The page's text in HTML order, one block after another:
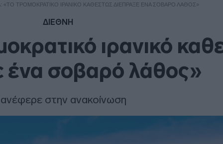
«ΤΟ ΤΡΟΜΟΚΡΑΤΙΚΌ ΙΡΑΝΙΚΌ ΚΑΘΕΣΤΏΣ ΔΙΈΠΡΑΞΕ ΈΝΑ ΣΟΒΑΡΌ ΛΆΘΟΣ»
ΔΙΕΘΝΗ
ιρανικό
ένα σοβαρό λάθος»
ανέφερε στην ανακοίνωση